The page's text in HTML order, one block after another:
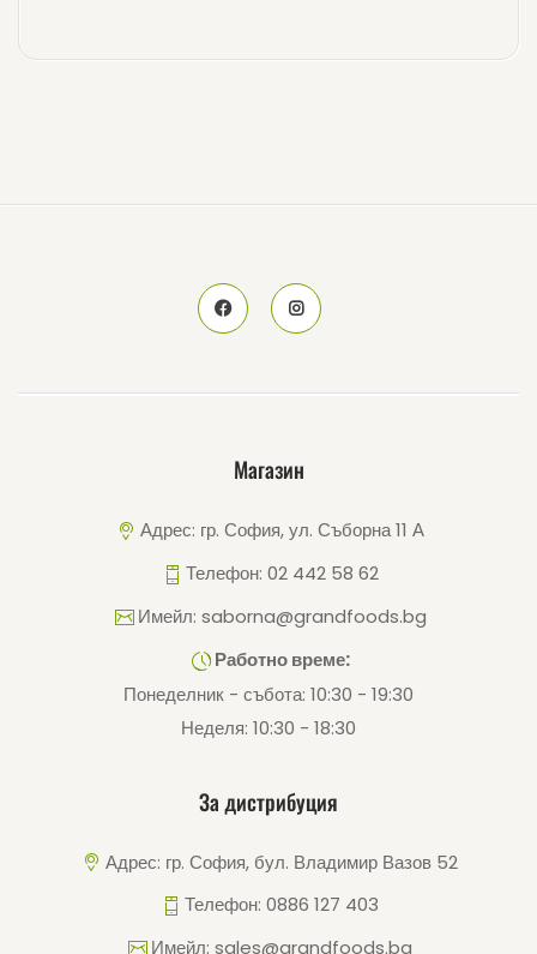
Магазин
Адрес: гр. София, ул. Съборна 11 А
Телефон: 02 442 58 62
Имейл: saborna@grandfoods.bg
Работно време:
Понеделник - събота: 10:30 - 19:30
Неделя: 10:30 - 18:30
За дистрибуция
Адрес: гр. София, бул. Владимир Вазов 52
Телефон: 0886 127 403
Имейл: sales@grandfoods.bg